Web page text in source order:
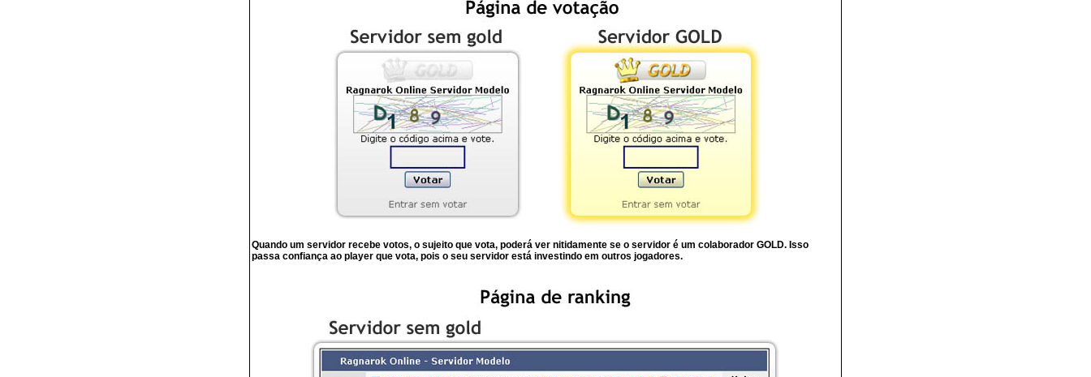
Quando um servidor recebe votos, o sujeito que vota, poderá ver nitidamente se o servidor é um colaborador GOLD. Isso
passa confiança ao player que vota, pois o seu servidor está investindo em outros jogadores.